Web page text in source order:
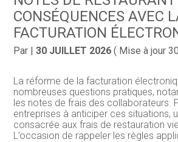
CONSÉQUENCES AVEC
FACTURATION
Par |30 JUILLET 2026 ( Mise à jour
La réforme de la facturation
nombreuses questions pratiques,
les notes de frais des collaborateurs.
entreprises à anticiper ces situations,
consacrée aux frais de restauration
L’occasion de rappeler les règles